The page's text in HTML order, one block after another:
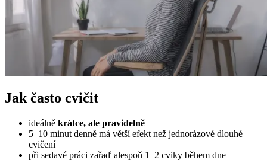
Jak často cvičit
ideálně krátce, ale pravidelně
5–10 minut denně má větší efekt než jednorázové dlouhé
cvičení
při sedavé práci zařaď alespoň 1–2 cviky během dne